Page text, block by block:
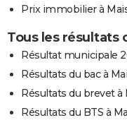
Prix immobilier à
Tous les résultats
Résultat municipale
Résultats du bac à
Résultats du brevet à
Résultats du BTS à